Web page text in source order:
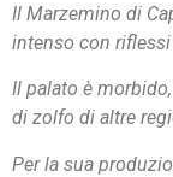
Il Marzemino di
intenso con
Il palato è
di zolfo di altre
Per la sua